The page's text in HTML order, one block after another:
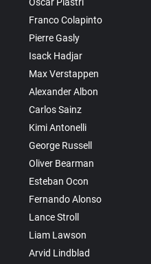
Franco Colapinto
Pierre Gasly
Isack Hadjar
Max Verstappen
Alexander Albon
Carlos Sainz
Kimi Antonelli
George Russell
Oliver Bearman
Esteban Ocon
Fernando Alonso
Lance Stroll
Liam Lawson
Arvid Lindblad